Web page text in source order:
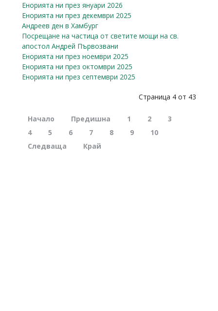
Енорията ни през януари 2026
Енорията ни през декември 2025
Андреев ден в Хамбург
Посрещане на частица от светите мощи на св.
апостол Андрей Първозвани
Енорията ни през ноември 2025
Енорията ни през октомври 2025
Енорията ни през септември 2025
Страница 4 от 43
Начало Предишна 1 2
3
4
5 6 7 8 9
10
Следваща
Край